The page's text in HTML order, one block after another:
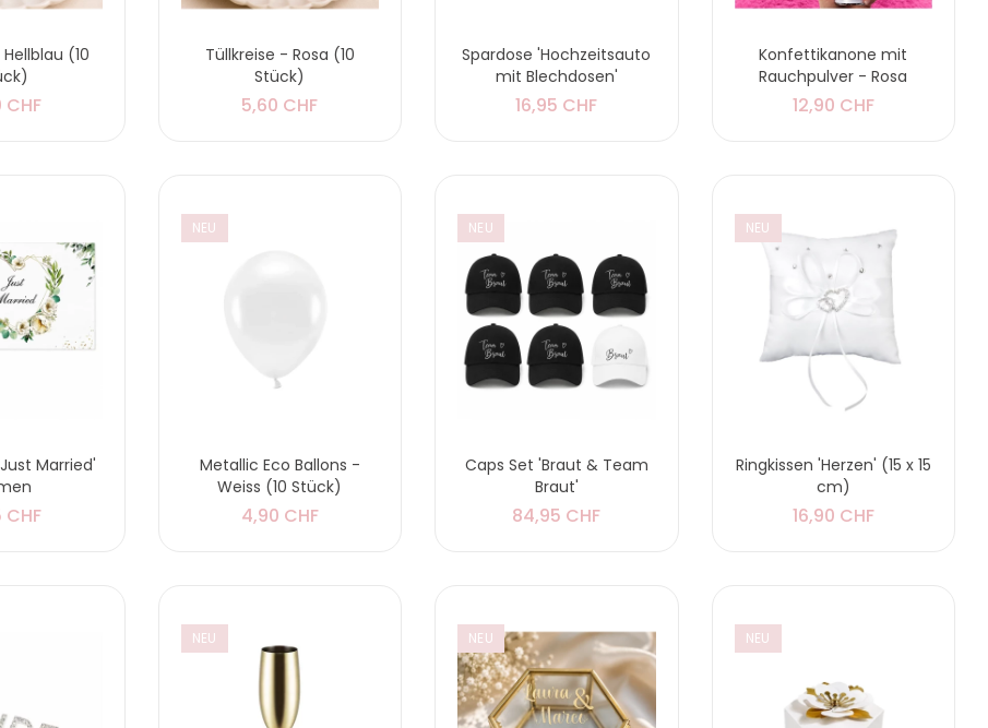
(10
CHF
Tüllkreise - Rosa (10
Stück)
5,60 CHF
Spardose 'Hochzeitsauto
mit Blechdosen'
16,95 CHF
Konfettikanone mit
Rauchpulver - Rosa
12,90 CHF
Married'
CHF
NEU
Metallic Eco Ballons -
Weiss (10 Stück)
4,90 CHF
NEU
Caps Set 'Braut & Team
Braut'
84,95 CHF
NEU
Ringkissen 'Herzen' (15 x 15
cm)
16,90 CHF
NEU NEU NEU